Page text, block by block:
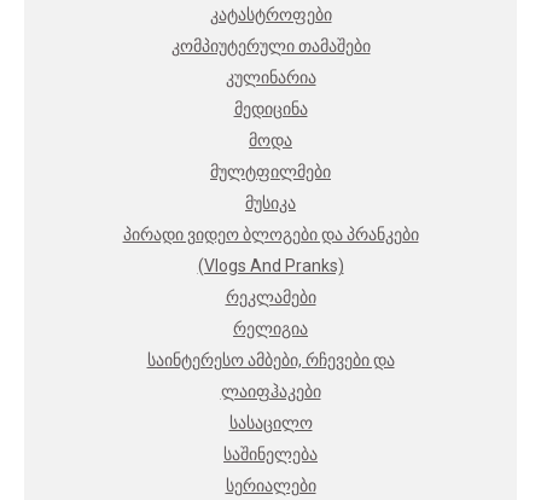
კატასტროფები
კომპიუტერული თამაშები
კულინარია
მედიცინა
მოდა
მულტფილმები
მუსიკა
პირადი ვიდეო ბლოგები და პრანკები
(Vlogs And Pranks)
რეკლამები
რელიგია
საინტერესო ამბები, რჩევები და
ლაიფჰაკები
სასაცილო
საშინელება
სერიალები